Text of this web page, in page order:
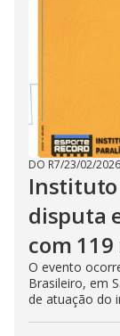
DO R7/23/02/2026
disputa
com
O evento
Brasileiro, em
de atuação do